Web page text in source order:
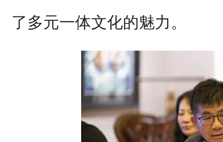
了多元一体文化的魅力。